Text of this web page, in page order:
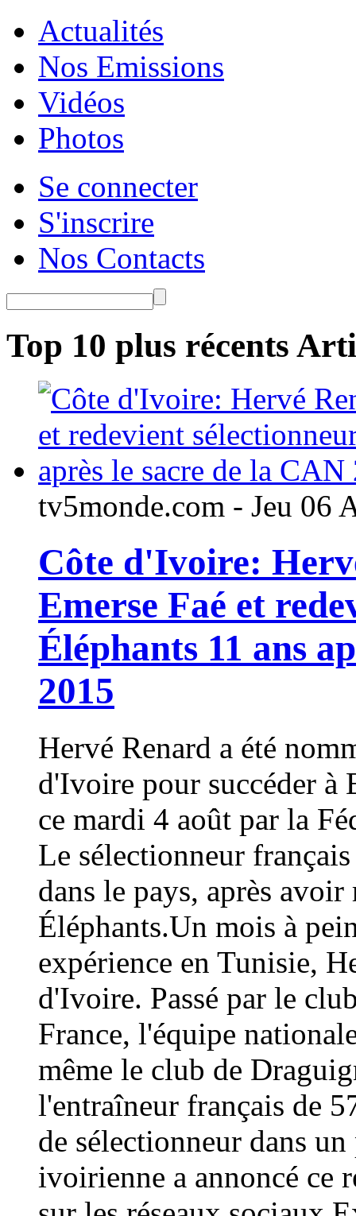
Actualités
Nos Emissions
Vidéos
Photos
Se connecter
S'inscrire
Nos Contacts
Top 10 plus récents
tv5monde.com - Jeu 06
Côte d'Ivoire:
Emerse Faé et
Éléphants 11 ans
2015
Hervé Renard a été
d'Ivoire pour succéder à
ce mardi 4 août par la
Le sélectionneur
dans le pays, après
Éléphants.Un mois à
expérience en Tunisie,
d'Ivoire. Passé par le
France, l'équipe
même le club de
l'entraîneur français de
de sélectionneur dans
ivoirienne a annoncé ce